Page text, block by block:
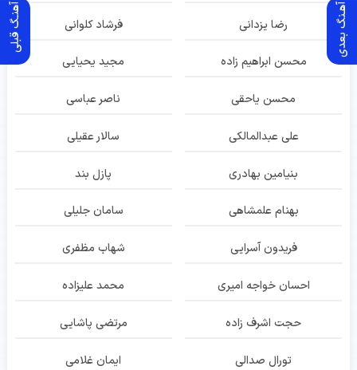
آهنـگ قبلی آهـنگ بعدی رضا یزدانی فرشاد کلوانی
محسن ابراهیم زاده مجید یحیایی
محسن یاحقی ناصر عباسی
علی عبدالمالکی سالار عقیلی
بنیامین بهادری پازل بند
بهنام علمشاهی سامان جلیلی
فریدون آسرایی شهاب مظفری
احسان خواجه امیری محمد علیزاده
حجت اشرف زاده مرتضی پاشایی
تورال صدالی ایمان غلامی